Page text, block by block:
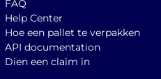
FAQ
Help Center
Hoe een pallet te verpakken
API documentation
Dien een claim in